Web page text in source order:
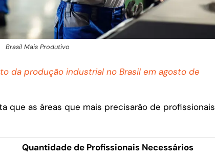
Brasil Mais Produtivo
da produção industrial no Brasil em agosto de
que as áreas que mais precisarão de profissionais
Quantidade de Profissionais Necessários